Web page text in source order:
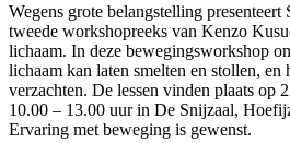
Wegens grote belangstelling
tweede workshopreeks van Kenzo
lichaam. In deze bewegingsworkshop
lichaam kan laten smelten en stollen, en
verzachten. De lessen vinden plaats op
10.00 – 13.00 uur in De Snijzaal,
Ervaring met beweging is gewenst.